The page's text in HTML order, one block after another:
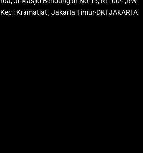
r
a
o
k
e
: Kramatjati, Jakarta Timur-DKI JAKARTA